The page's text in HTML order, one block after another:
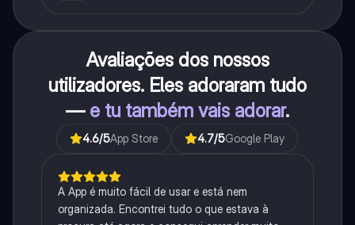
Avaliações dos nossos
utilizadores. Eles adoraram tudo
— e tu também vais adorar.
4.6/5App Store 4.7/5Google Play
A App é muito fácil de usar e está nem
organizada. Encontrei tudo o que estava à